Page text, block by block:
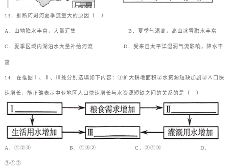
13．推断阿姆河夏季流量大的原因（ ）
A．山地降水丰富，大量汇集 B．夏季气温高，高山冰雪融水丰富
C．夏季区域内湖泊水大量补给河流 D．受来自太平洋湿润气流影响，降水丰
富
14．在框图Ⅰ、Ⅱ、Ⅲ处分别选填如下内容：①扩大耕地面积②水资源短缺加剧③人口快
速增长，能正确表示中亚地区人口快速增长与水资源短缺之间的关系的是（ ）
A．①②③ B．①③② C．②①③ D．
③①②